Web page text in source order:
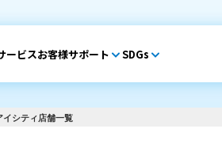
ービスお客様サポート SDGs
シティ店舗一覧